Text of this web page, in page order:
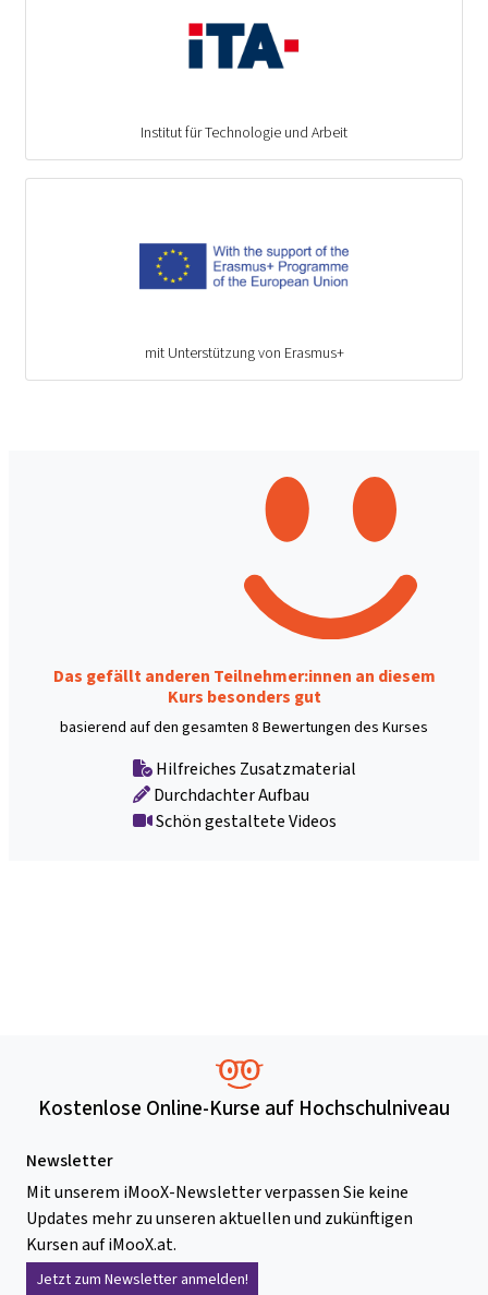
Institut für Technologie und Arbeit
mit Unterstützung von Erasmus+
Das gefällt anderen Teilnehmer:innen an diesem
Kurs besonders gut
basierend auf den gesamten 8 Bewertungen des Kurses
Hilfreiches Zusatzmaterial
Durchdachter Aufbau
Schön gestaltete Videos
Kostenlose Online-Kurse auf Hochschulniveau
Newsletter
Mit unserem iMooX-Newsletter verpassen Sie keine
Updates mehr zu unseren aktuellen und zukünftigen
Kursen auf iMooX.at.
Jetzt zum Newsletter anmelden!